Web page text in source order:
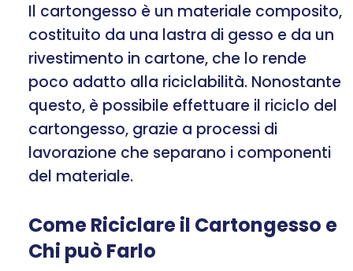
Il cartongesso è un materiale composito,
costituito da una lastra di gesso e da un
rivestimento in cartone, che lo rende
poco adatto alla riciclabilità. Nonostante
questo, è possibile effettuare il riciclo del
cartongesso, grazie a processi di
lavorazione che separano i componenti
del materiale.
Come Riciclare il Cartongesso e
Chi può Farlo